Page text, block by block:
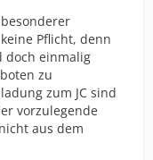
Pflicht, denn
doch einmalig
zu
zum JC sind
vorzulegende
aus dem